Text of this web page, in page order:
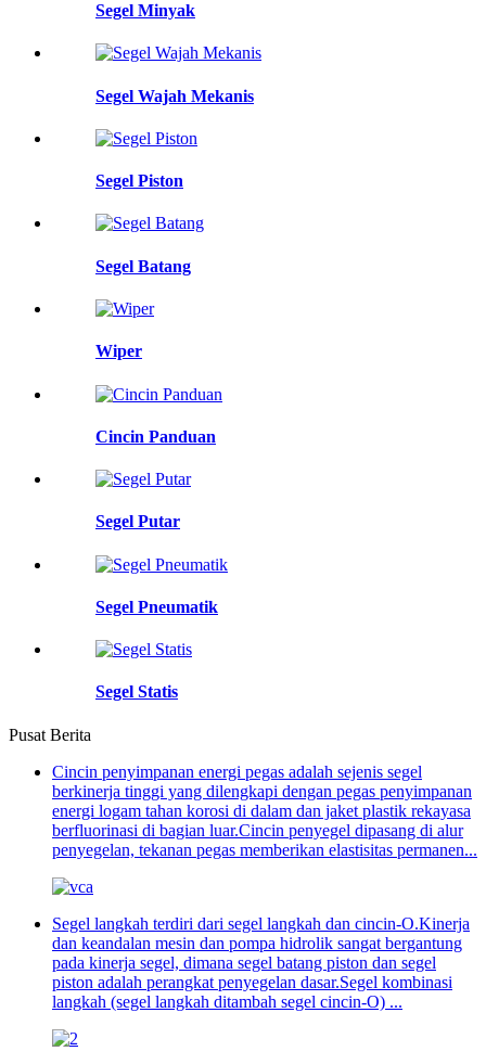
Segel Minyak
Segel Wajah Mekanis
Segel Piston
Segel Batang
Wiper
Cincin Panduan
Segel Putar
Segel Pneumatik
Segel Statis
Pusat Berita
Cincin penyimpanan energi pegas adalah sejenis segel
berkinerja tinggi yang dilengkapi dengan pegas penyimpanan
energi logam tahan korosi di dalam dan jaket plastik rekayasa
berfluorinasi di bagian luar.Cincin penyegel dipasang di alur
penyegelan, tekanan pegas memberikan elastisitas permanen...
Segel langkah terdiri dari segel langkah dan cincin-O.Kinerja
dan keandalan mesin dan pompa hidrolik sangat bergantung
pada kinerja segel, dimana segel batang piston dan segel
piston adalah perangkat penyegelan dasar.Segel kombinasi
langkah (segel langkah ditambah segel cincin-O) ...